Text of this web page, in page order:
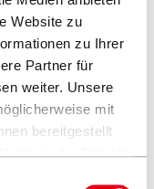
Website zu
zu Ihrer
Partner für
weiter. Unsere
mit
bereitgestellt
der Dienste